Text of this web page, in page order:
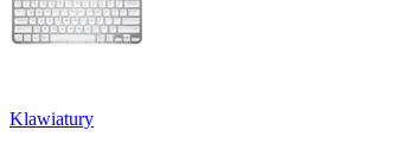
Klawiatury